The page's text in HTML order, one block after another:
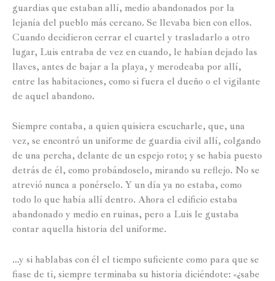
guardias que estaban allí, medio abandonados por la
lejanía del pueblo más cercano. Se llevaba bien con ellos.
Cuando decidieron cerrar el cuartel y trasladarlo a otro
lugar, Luis entraba de vez en cuando, le habían dejado las
llaves, antes de bajar a la playa, y merodeaba por allí,
entre las habitaciones, como si fuera el dueño o el vigilante
de aquel abandono.
Siempre contaba, a quien quisiera escucharle, que, una
vez, se encontró un uniforme de guardia civil allí, colgando
de una percha, delante de un espejo roto; y se había puesto
detrás de él, como probándoselo, mirando su reflejo. No se
atrevió nunca a ponérselo. Y un día ya no estaba, como
todo lo que había allí dentro. Ahora el edificio estaba
abandonado y medio en ruinas, pero a Luis le gustaba
contar aquella historia del uniforme.
…y si hablabas con él el tiempo suficiente como para que se
fiase de ti, siempre terminaba su historia diciéndote: «¿sabe